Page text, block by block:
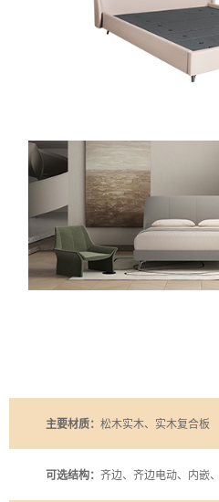
主要材质： 松木实木、实木复合板
可选结构： 齐边、齐边电动、内嵌